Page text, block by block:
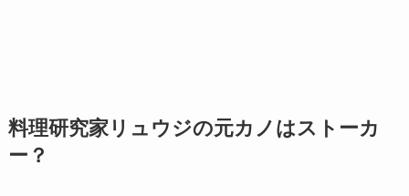
料理研究家リュウジの元カノはストーカ
ー？